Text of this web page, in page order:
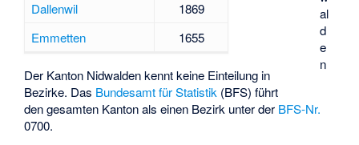
al
d
e
n
Dallenwil
1869
Emmetten
1655
Der Kanton Nidwalden kennt keine Einteilung in
Bezirke. Das Bundesamt für Statistik (BFS) führt
den gesamten Kanton als einen Bezirk unter der BFS-Nr.
0700.